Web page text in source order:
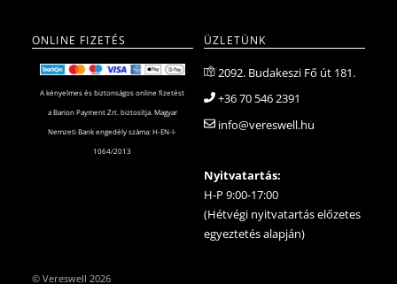
ONLINE FIZETÉS
A kényelmes és biztonságos online fizetést
a Barion Payment Zrt. biztosítja. Magyar
Nemzeti Bank engedély száma: H-EN-I-
1064/2013
ÜZLETÜNK
2092. Budakeszi Fő út 181.
+36 70 546 2391
info@vereswell.hu
Nyitvatartás:
H-P 9:00-17:00
(Hétvégi nyitvatartás előzetes
egyeztetés alapján)
© Vereswell 2026